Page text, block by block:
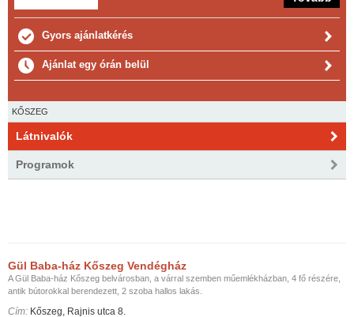
Gyors ajánlatkérés
Ajánlat egy órán belül
KŐSZEG
Látnivalók
Programok
Gül Baba-ház Kőszeg Vendégház
A Gül Baba-ház Kőszeg belvárosban, a várral szemben műemlékházban, 4 fő részére,
antik bútorokkal berendezett, 2 szoba hallos lakás.
Cím: Kőszeg, Rajnis utca 8.